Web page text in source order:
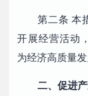
第二条 本
开展经营活动
为经济高质量
二、促进